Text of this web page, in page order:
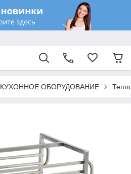
КУХОННОЕ ОБОРУДОВАНИЕ